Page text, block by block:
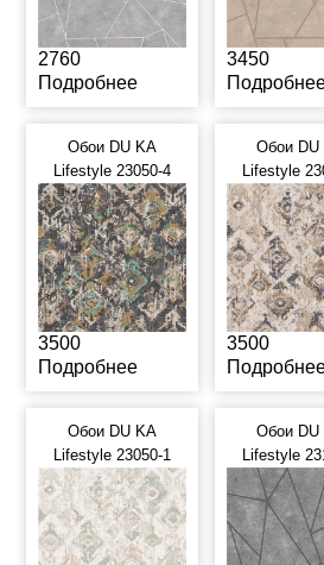
2760
Подробнее
3450
Обои DU KA
Lifestyle 23050-4
3500
Подробнее
Обои DU
Lifestyle
3500
Обои DU KA
Lifestyle 23050-1
Обои DU
Lifestyle